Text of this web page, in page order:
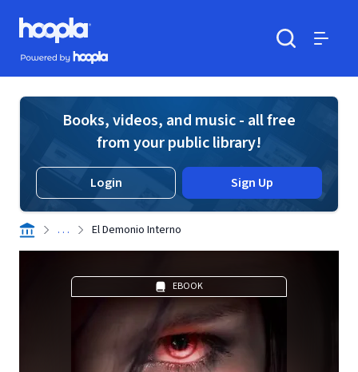
Skip to main content
Hoopla logo
Powered by Hoopla
Books, videos, and music - all free
from your public library!
Login Sign Up
. . . El Demonio Interno
EBOOK